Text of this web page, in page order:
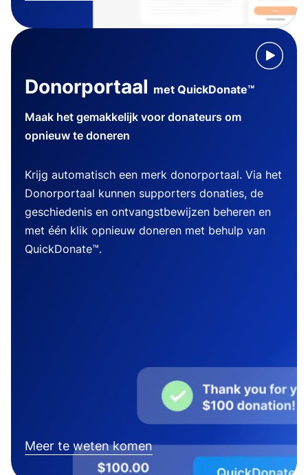
Donorportaal met QuickDonate™
Maak het gemakkelijk voor donateurs om
opnieuw te doneren
Krijg automatisch een merk donorportaal. Via het
Donorportaal kunnen supporters donaties, de
geschiedenis en ontvangstbewijzen beheren en
met één klik opnieuw doneren met behulp van
QuickDonate™.
Meer te weten komen